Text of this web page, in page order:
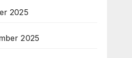
2025
2025